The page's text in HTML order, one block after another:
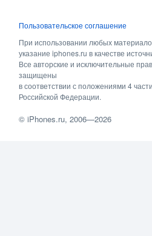
Пользовательское соглашение
При использовании любых
указание iphones.ru в качестве
Все авторские и исключительные
защищены
в соответствии с положениями 4
Российской Федерации.
©iPhones.ru, 2006—2026